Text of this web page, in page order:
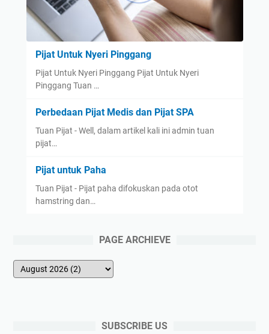
Pijat Untuk Nyeri Pinggang
Pijat Untuk Nyeri Pinggang Pijat Untuk Nyeri
Pinggang Tuan …
Perbedaan Pijat Medis dan Pijat SPA
Tuan Pijat - Well, dalam artikel kali ini admin tuan
pijat…
Pijat untuk Paha
Tuan Pijat - Pijat paha difokuskan pada otot
hamstring dan…
PAGE ARCHIEVE
SUBSCRIBE US